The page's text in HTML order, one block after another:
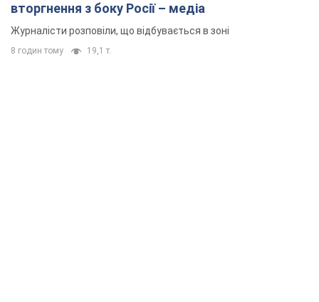
вторгнення з боку Росії – медіа
Журналісти розповіли, що відбувається в зоні
8 годин тому 19,1 т.